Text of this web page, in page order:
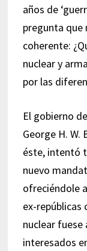
años de
pregunta que
coherente:
nuclear y
por las
El gobierno
George H. W.
éste, intentó
nuevo
ofreciéndole
ex-repúblicas
nuclear fuese
interesados